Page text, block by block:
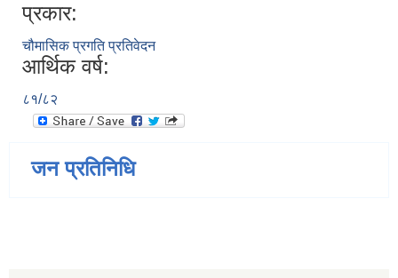
प्रकार:
चौमासिक प्रगति प्रतिवेदन
आर्थिक वर्ष:
८१/८२
जन प्रतिनिधि